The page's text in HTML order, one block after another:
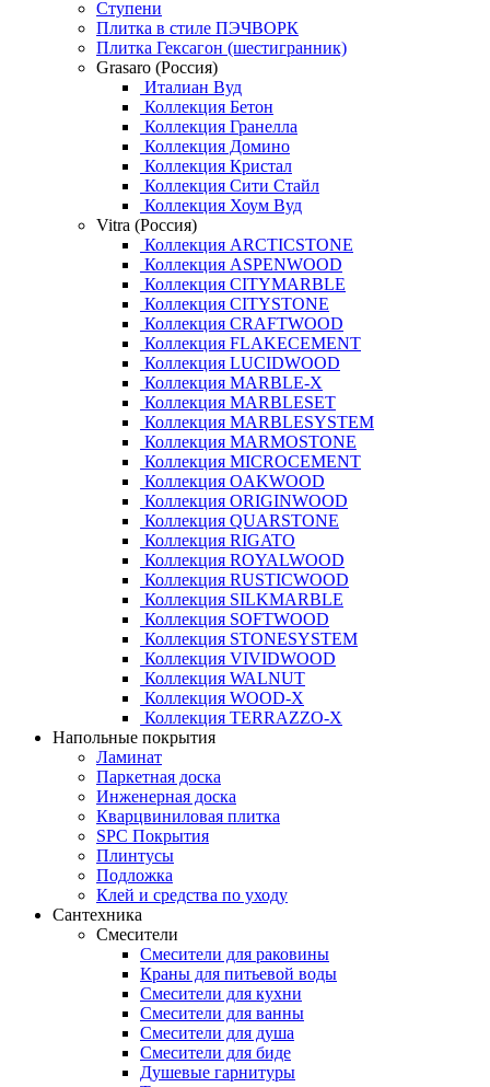
Ступени
Плитка в стиле ПЭЧВОРК
Плитка Гексагон (шестигранник)
Grasaro (Россия)
Италиан Вуд
Коллекция Бетон
Коллекция Гранелла
Коллекция Домино
Коллекция Кристал
Коллекция Сити Стайл
Коллекция Хоум Вуд
Vitra (Россия)
Коллекция ARCTICSTONE
Коллекция ASPENWOOD
Коллекция CITYMARBLE
Коллекция CITYSTONE
Коллекция CRAFTWOOD
Коллекция FLAKECEMENT
Коллекция LUCIDWOOD
Коллекция MARBLE-X
Коллекция MARBLESET
Коллекция MARBLESYSTEM
Коллекция MARMOSTONE
Коллекция MICROCEMENT
Коллекция OAKWOOD
Коллекция ORIGINWOOD
Коллекция QUARSTONE
Коллекция RIGATO
Коллекция ROYALWOOD
Коллекция RUSTICWOOD
Коллекция SILKMARBLE
Коллекция SOFTWOOD
Коллекция STONESYSTEM
Коллекция VIVIDWOOD
Коллекция WALNUT
Коллекция WOOD-X
Коллекция ТЕRRАZZO-X
Напольные покрытия
Ламинат
Паркетная доска
Инженерная доска
Кварцвиниловая плитка
SPC Покрытия
Плинтусы
Подложка
Клей и средства по уходу
Сантехника
Смесители
Смесители для раковины
Краны для питьевой воды
Смесители для кухни
Смесители для ванны
Смесители для душа
Смесители для биде
Душевые гарнитуры